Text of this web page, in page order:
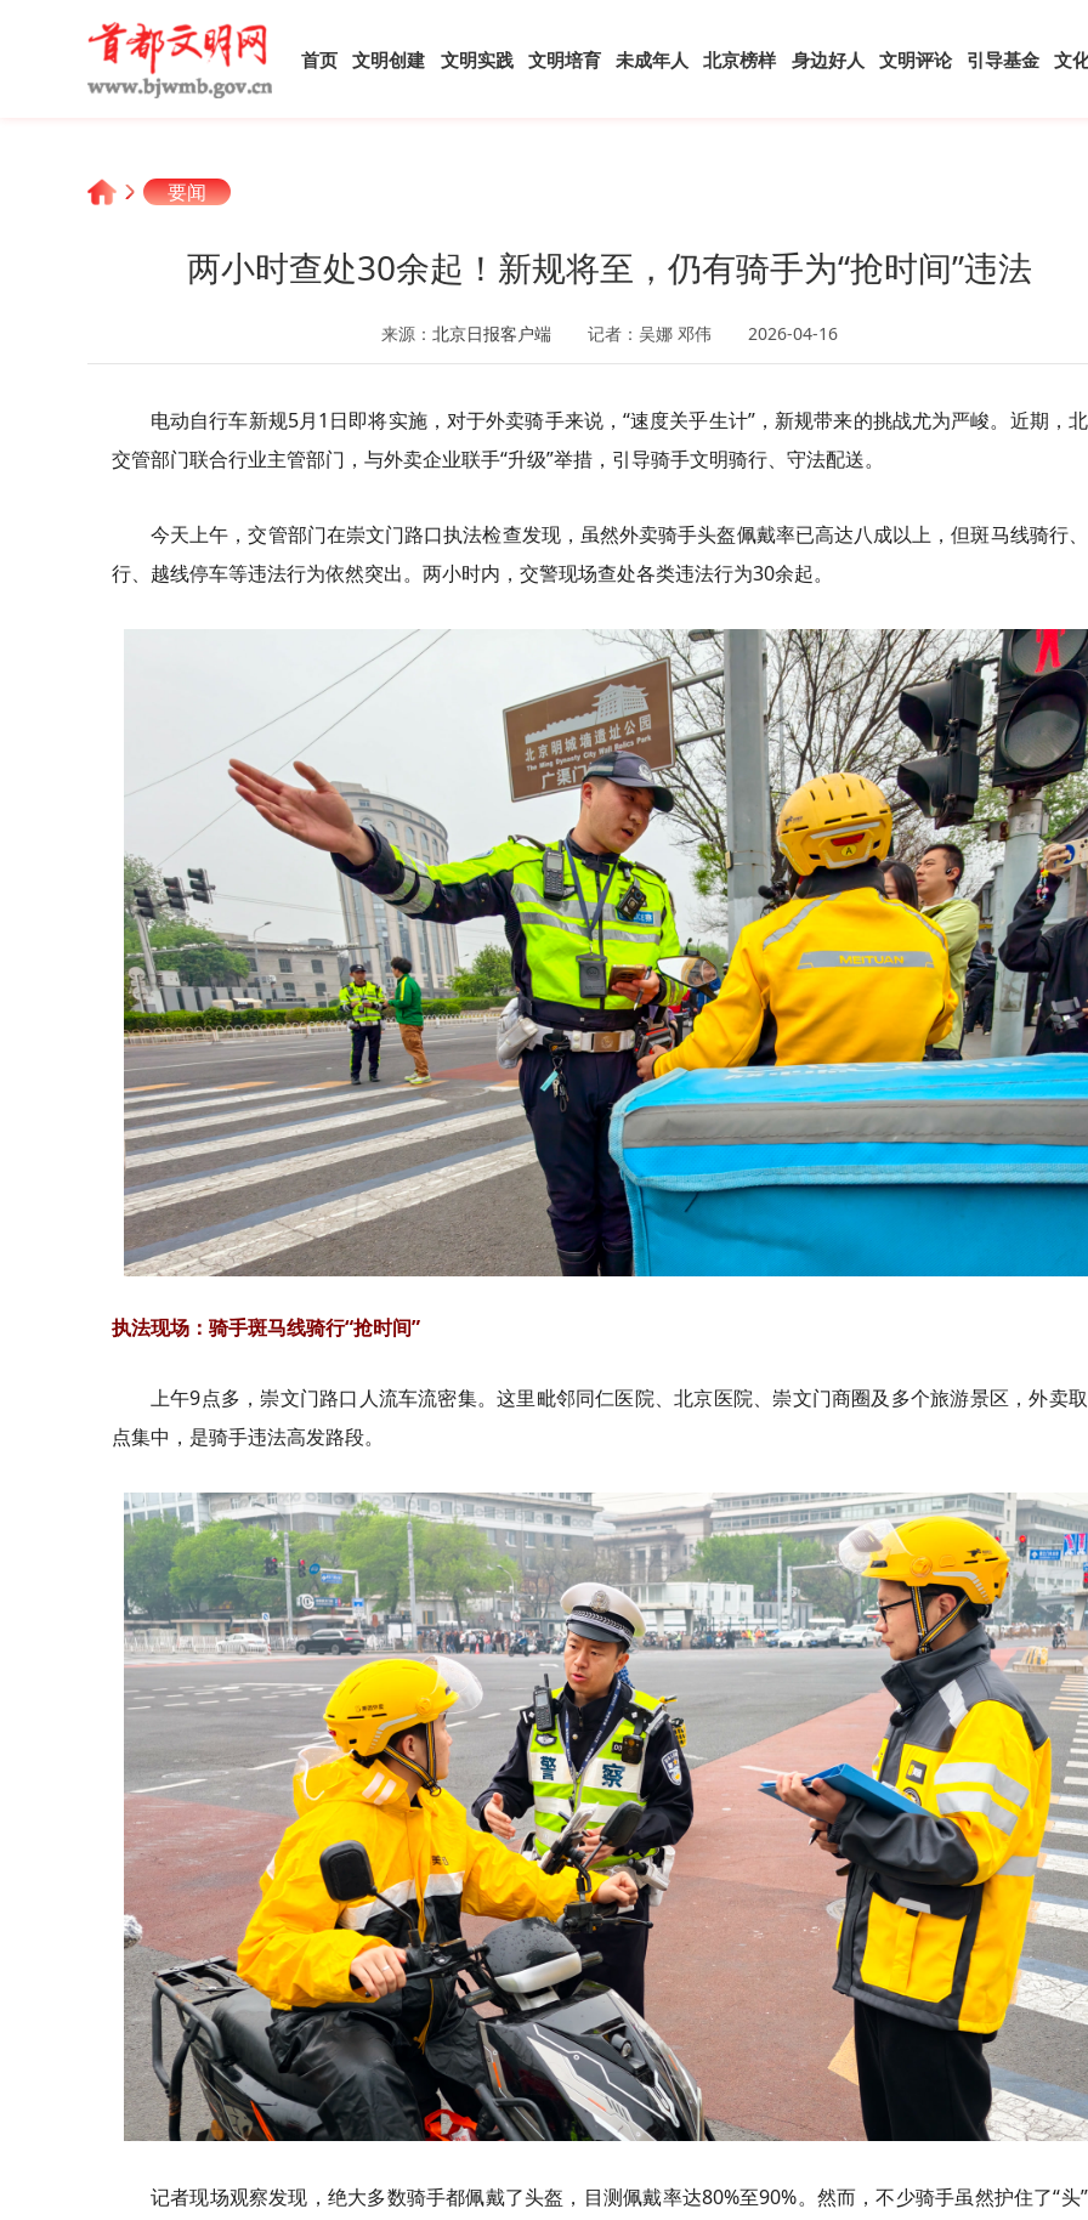
首页 文明创建 文明实践 文明培育 未成年人 北京榜样 身边好人 文明评论 引导基金 文
要闻
两小时查处30余起！新规将至，仍有骑手为“抢时间”违法
来源： 北京日报客户端 记者：吴娜 邓伟 2026-04-16
电动自行车新规5月1日即将实施，对于外卖骑手来说，“速度关乎生计”，新规带来的挑战尤为严峻。近期，
交管部门联合行业主管部门，与外卖企业联手“升级”举措，引导骑手文明骑行、守法配送。
今天上午，交管部门在崇文门路口执法检查发现，虽然外卖骑手头盔佩戴率已高达八成以上，但斑马线骑行
行、越线停车等违法行为依然突出。两小时内，交警现场查处各类违法行为30余起。
执法现场：骑手斑马线骑行“抢时间”
上午9点多，崇文门路口人流车流密集。这里毗邻同仁医院、北京医院、崇文门商圈及多个旅游景区，外卖
点集中，是骑手违法高发路段。
记者现场观察发现，绝大多数骑手都佩戴了头盔，目测佩戴率达80%至90%。然而，不少骑手虽然护住了“头